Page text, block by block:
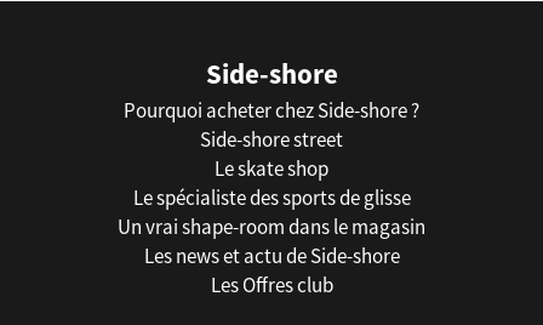
Side-shore
Pourquoi acheter chez Side-shore ?
Side-shore street
Le skate shop
Le spécialiste des sports de glisse
Un vrai shape-room dans le magasin
Les news et actu de Side-shore
Les Offres club